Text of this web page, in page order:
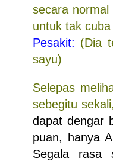
secara normal
untuk tak
Pesakit: (Dia
sayu)
Selepas
sebegitu
dapat dengar
puan, hanya
Segala rasa